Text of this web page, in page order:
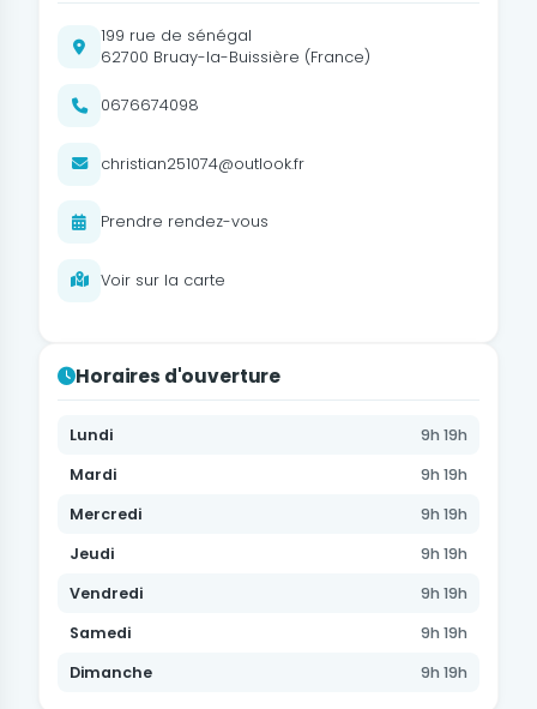
199 rue de sénégal
62700 Bruay-la-Buissière (France)
0676674098
christian251074@outlook.fr
Prendre rendez-vous
Voir sur la carte
Horaires d'ouverture
Lundi
9h 19h
Mardi
9h 19h
Mercredi
9h 19h
Jeudi
9h 19h
Vendredi
9h 19h
Samedi
9h 19h
Dimanche
9h 19h